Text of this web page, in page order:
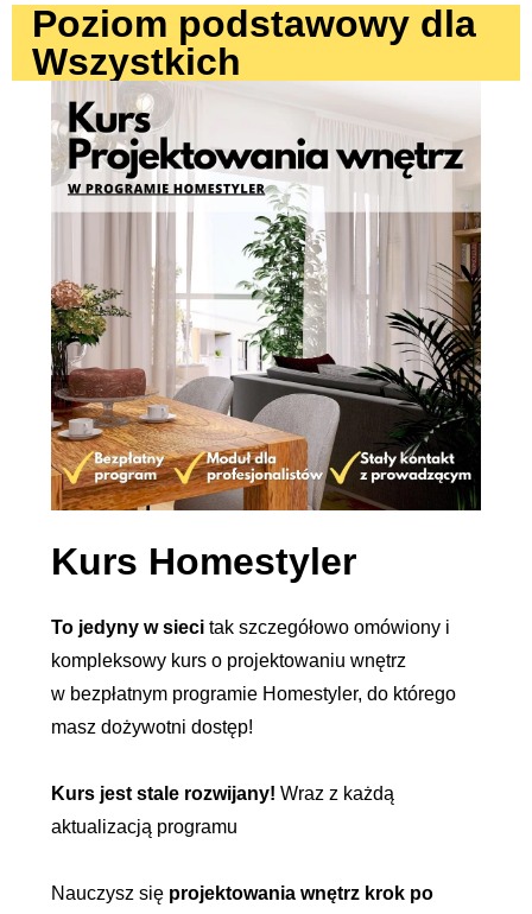
Poziom podstawowy dla
Wszystkich
Kurs Homestyler
To jedyny w siecitak szczegółowo omówiony i
kompleksowy kurs o projektowaniu wnętrz
w bezpłatnym programie Homestyler, do którego
masz dożywotni dostęp!
Kurs jest stale rozwijany! Wraz z każdą
aktualizacją programu
Nauczysz się projektowania wnętrz krok po